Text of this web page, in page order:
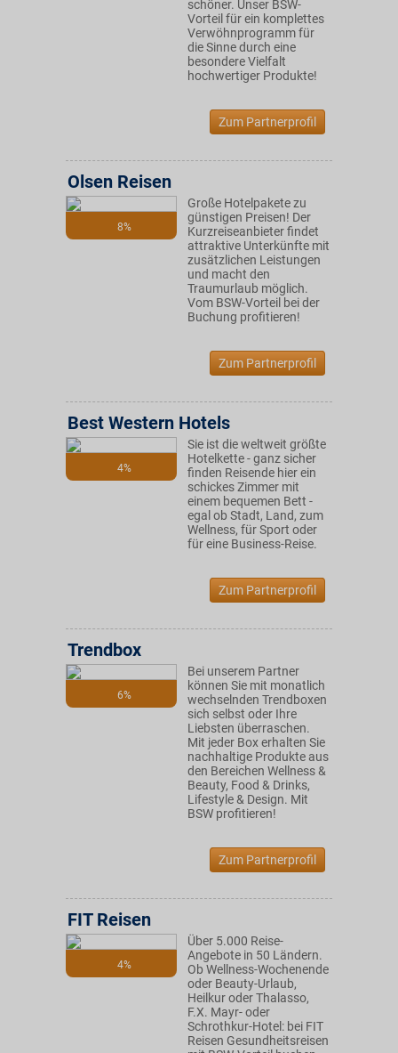
schöner. Unser BSW-
Vorteil für ein komplettes
Verwöhnprogramm für
die Sinne durch eine
besondere Vielfalt
hochwertiger Produkte!
Zum Partnerprofil
8%
Olsen Reisen
Große Hotelpakete zu
günstigen Preisen! Der
Kurzreiseanbieter findet
attraktive Unterkünfte mit
zusätzlichen Leistungen
und macht den
Traumurlaub möglich.
Vom BSW-Vorteil bei der
Buchung profitieren!
Zum Partnerprofil
4%
Best Western Hotels
Sie ist die weltweit größte
Hotelkette - ganz sicher
finden Reisende hier ein
schickes Zimmer mit
einem bequemen Bett -
egal ob Stadt, Land, zum
Wellness, für Sport oder
für eine Business-Reise.
Zum Partnerprofil
6%
Trendbox
Bei unserem Partner
können Sie mit monatlich
wechselnden Trendboxen
sich selbst oder Ihre
Liebsten überraschen.
Mit jeder Box erhalten Sie
nachhaltige Produkte aus
den Bereichen Wellness &
Beauty, Food & Drinks,
Lifestyle & Design. Mit
BSW profitieren!
Zum Partnerprofil
4%
FIT Reisen
Über 5.000 Reise-
Angebote in 50 Ländern.
Ob Wellness-Wochenende
oder Beauty-Urlaub,
Heilkur oder Thalasso,
F.X. Mayr- oder
Schrothkur-Hotel: bei FIT
Reisen Gesundheitsreisen